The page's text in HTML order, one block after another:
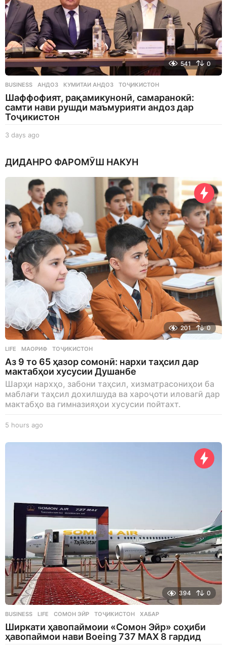
541 0
BUSINESS АНДОЗ ,КУМИТАИ АНДОЗ ,ТОҶИКИСТОН
Шаффофият, рақамикунонӣ, самаранокӣ:
самти нави рушди маъмурияти андоз дар
Тоҷикистон
3 days ago
y
a
g
o
ДИДАНРО ФАРОМӮШ НАКУН
201 0
LIFE МАОРИФ ,ТОҶИКИСТОН
Аз 9 то 65 ҳазор сомонӣ: нархи таҳсил дар
мактабҳои хусусии Душанбе
Шарҳи нархҳо, забони таҳсил, хизматрасониҳои ба
маблағи таҳсил дохилшуда ва хароҷоти иловагӣ дар
мактабҳо ва гимназияҳои хусусии пойтахт.
5 hours ago
o
394 0
BUSINESS ,LIFE СОМОН ЭЙР ,ТОҶИКИСТОН ,ХАБАР
Ширкати ҳавопаймоии «Сомон Эйр» соҳиби
ҳавопаймои нави Boeing 737 MAX 8 гардид